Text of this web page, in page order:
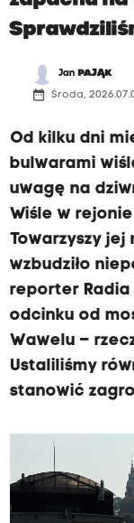
Jan PAJĄK
date_range Środa,
Od kilku dni
bulwarami
uwagę na
Wiśle w
Towarzyszy
wzbudziło
reporter Radia
odcinku od
Wawelu –
Ustaliliśmy
stanowić